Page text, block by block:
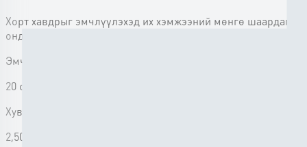
Хорт хавдрыг эмчлүүлэхэд их хэмжээний мөнгө
онд “Хавдрын тусламж үйлчилгээний чиглэлээр хувь хүний
Эмчилгээний зардлын задаргаа
20 сая хүртэл
Хувь хүний халааснаас гарах зардал
2,500,000₮